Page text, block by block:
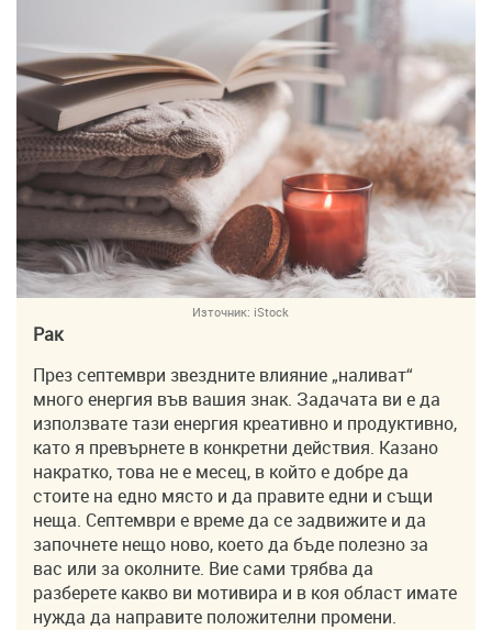
Източник: iStock
Рак
През септември звездните влияние „наливат“
много енергия във вашия знак. Задачата ви е да
използвате тази енергия креативно и продуктивно,
като я превърнете в конкретни действия. Казано
накратко, това не е месец, в който е добре да
стоите на едно място и да правите едни и същи
неща. Септември е време да се задвижите и да
започнете нещо ново, което да бъде полезно за
вас или за околните. Вие сами трябва да
разберете какво ви мотивира и в коя област имате
нужда да направите положителни промени.